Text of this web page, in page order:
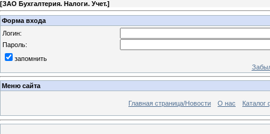
[ЗАО Бухгалтерия. Налоги. Учет.]
Форма входа
Логин:
Пароль:
запомнить
Меню сайта
Главная страница/Новости О нас Каталог